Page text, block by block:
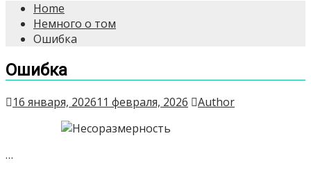
Home
Немного о том
Ошибка
Ошибка
16 января, 202611 февраля, 2026 Author
…